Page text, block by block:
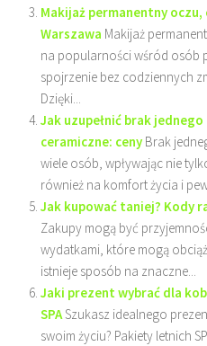
Makijaż permanentny
Warszawa Makijaż
na popularności wśród osób
spojrzenie bez codziennych
Dzięki...
Jak uzupełnić brak
ceramiczne: ceny Brak
wiele osób, wpływając nie
również na komfort życia i
Jak kupować taniej? Kody
Zakupy mogą być
wydatkami, które mogą
istnieje sposób na znaczne...
Jaki prezent wybrać dla
SPASzukasz idealnego
swoim życiu? Pakiety letnich